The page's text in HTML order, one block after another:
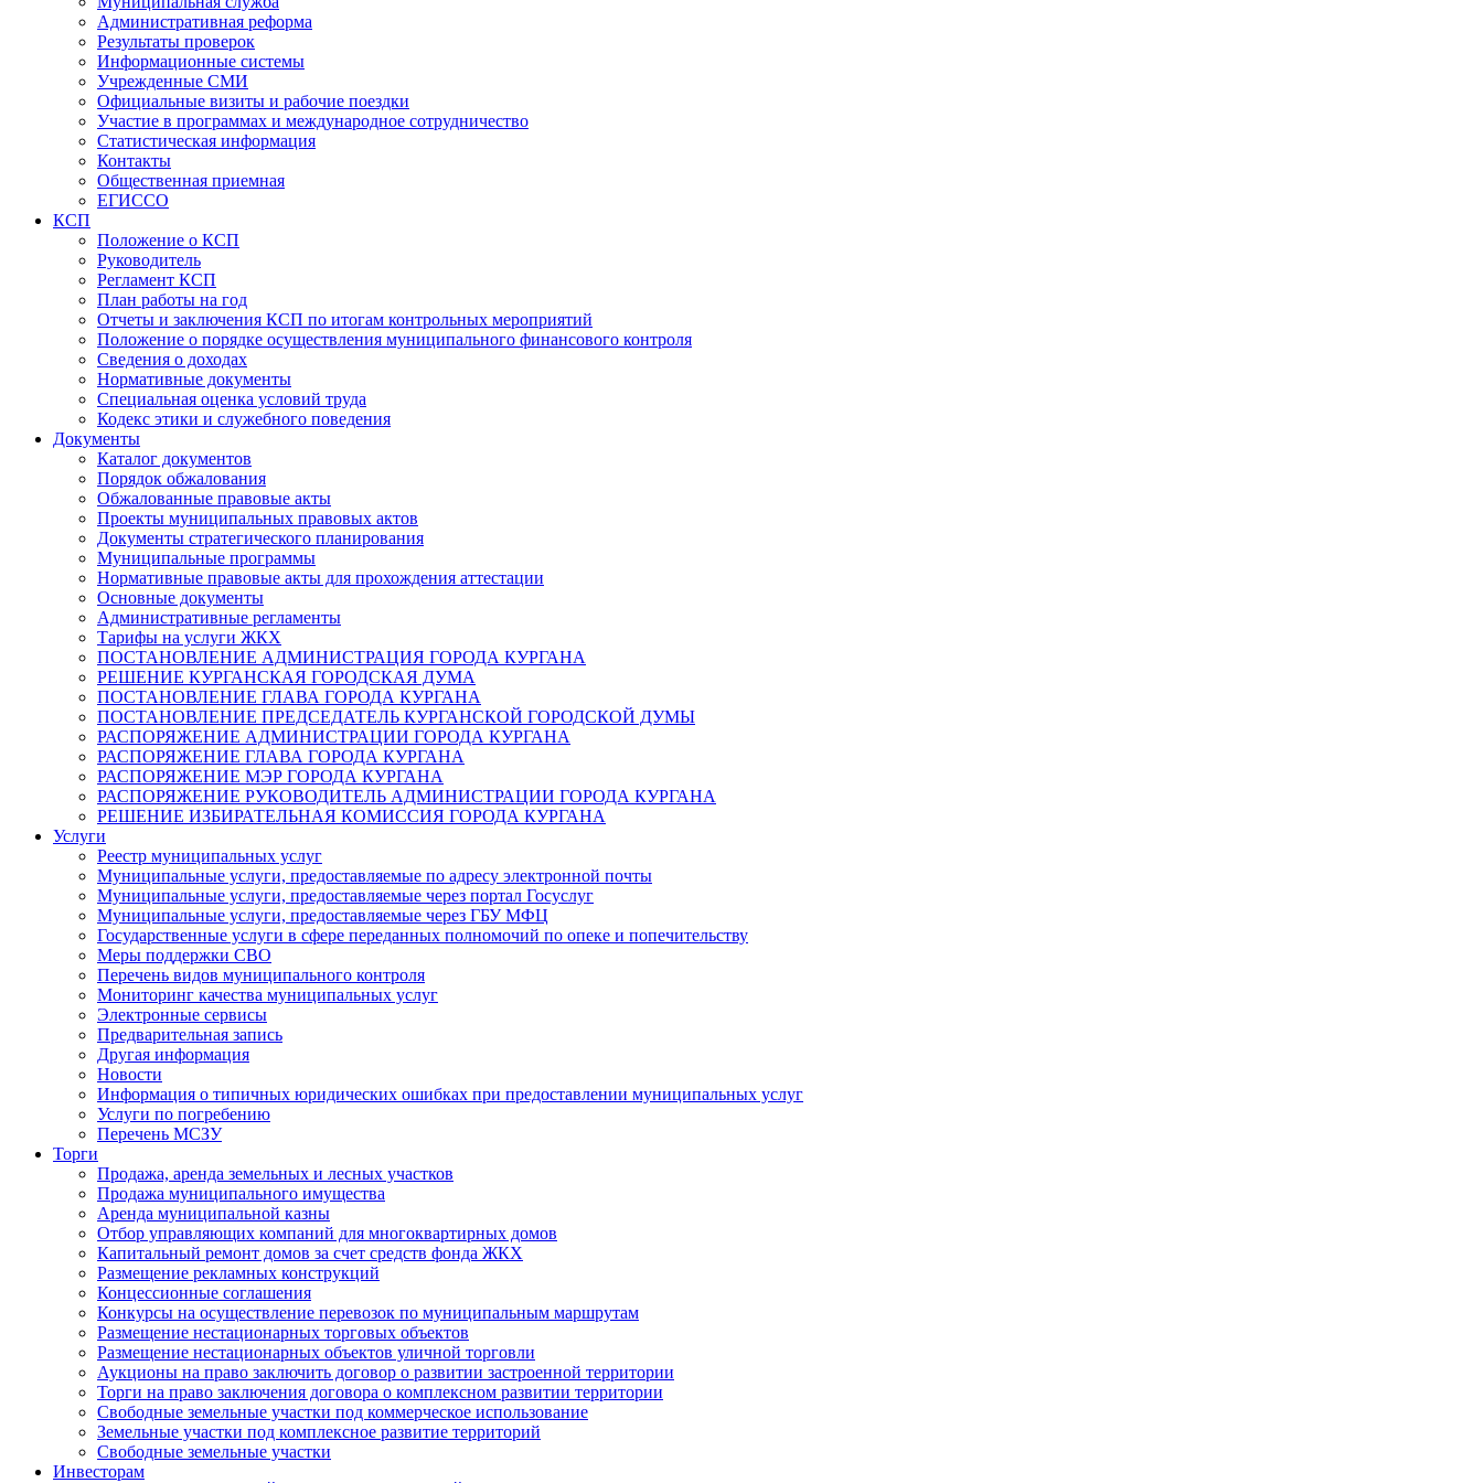
Административная реформа
Результаты проверок
Информационные системы
Учрежденные СМИ
Официальные визиты и рабочие поездки
Участие в программах и международное сотрудничество
Статистическая информация
Контакты
Общественная приемная
ЕГИССО
КСП
Положение о КСП
Руководитель
Регламент КСП
План работы на год
Отчеты и заключения КСП по итогам контрольных мероприятий
Положение о порядке осуществления муниципального финансового контроля
Сведения о доходах
Нормативные документы
Специальная оценка условий труда
Кодекс этики и служебного поведения
Документы
Каталог документов
Порядок обжалования
Обжалованные правовые акты
Проекты муниципальных правовых актов
Документы стратегического планирования
Муниципальные программы
Нормативные правовые акты для прохождения аттестации
Основные документы
Административные регламенты
Тарифы на услуги ЖКХ
ПОСТАНОВЛЕНИЕ АДМИНИСТРАЦИЯ ГОРОДА КУРГАНА
РЕШЕНИЕ КУРГАНСКАЯ ГОРОДСКАЯ ДУМА
ПОСТАНОВЛЕНИЕ ГЛАВА ГОРОДА КУРГАНА
ПОСТАНОВЛЕНИЕ ПРЕДСЕДАТЕЛЬ КУРГАНСКОЙ ГОРОДСКОЙ ДУМЫ
РАСПОРЯЖЕНИЕ АДМИНИСТРАЦИИ ГОРОДА КУРГАНА
РАСПОРЯЖЕНИЕ ГЛАВА ГОРОДА КУРГАНА
РАСПОРЯЖЕНИЕ МЭР ГОРОДА КУРГАНА
РАСПОРЯЖЕНИЕ РУКОВОДИТЕЛЬ АДМИНИСТРАЦИИ ГОРОДА КУРГАНА
РЕШЕНИЕ ИЗБИРАТЕЛЬНАЯ КОМИССИЯ ГОРОДА КУРГАНА
Услуги
Реестр муниципальных услуг
Муниципальные услуги, предоставляемые по адресу электронной почты
Муниципальные услуги, предоставляемые через портал Госуслуг
Муниципальные услуги, предоставляемые через ГБУ МФЦ
Государственные услуги в сфере переданных полномочий по опеке и попечительству
Меры поддержки СВО
Перечень видов муниципального контроля
Мониторинг качества муниципальных услуг
Электронные сервисы
Предварительная запись
Другая информация
Новости
Информация о типичных юридических ошибках при предоставлении муниципальных услуг
Услуги по погребению
Перечень МСЗУ
Торги
Продажа, аренда земельных и лесных участков
Продажа муниципального имущества
Аренда муниципальной казны
Отбор управляющих компаний для многоквартирных домов
Капитальный ремонт домов за счет средств фонда ЖКХ
Размещение рекламных конструкций
Концессионные соглашения
Конкурсы на осуществление перевозок по муниципальным маршрутам
Размещение нестационарных торговых объектов
Размещение нестационарных объектов уличной торговли
Аукционы на право заключить договор о развитии застроенной территории
Торги на право заключения договора о комплексном развитии территории
Свободные земельные участки под коммерческое использование
Земельные участки под комплексное развитие территорий
Свободные земельные участки
Инвесторам